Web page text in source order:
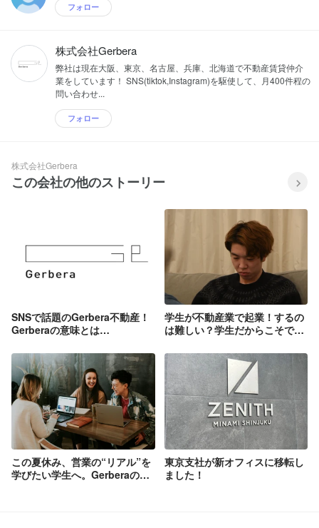
フォロー
株式会社Gerbera
弊社は現在大阪、東京、名古屋、兵庫、北海道で不動産賃貸仲介
業をしています！ SNS(tiktok,Instagram)を駆使して、月400件程の
問い合わせ...
フォロー
株式会社Gerbera
この会社の他のストーリー
SNSで話題のGerbera不動産！
Gerberaの意味とは…
学生が不動産業で起業！するの
は難しい？学生だからこそでき
この夏休み、営業の“リアル”を
学びたい学生へ。Gerberaの不
東京支社が新オフィスに移転し
ました！